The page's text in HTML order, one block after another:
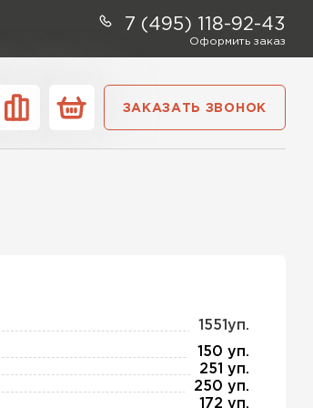
7 (495) 118-92-43
Оформить заказ
ЗАКАЗАТЬ ЗВОНОК
1551уп.
150 уп.
251 уп.
250 уп.
172 уп.
Контакты